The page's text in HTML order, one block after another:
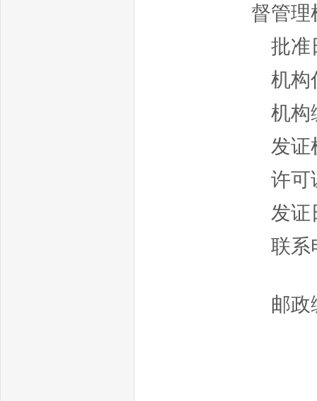
督管理
批准
机构
机构
发证
许可
发证
邮政